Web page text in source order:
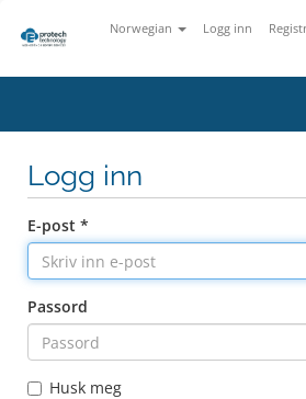
Norwegian Logg inn
Logg inn
E-post *
Passord
Husk meg